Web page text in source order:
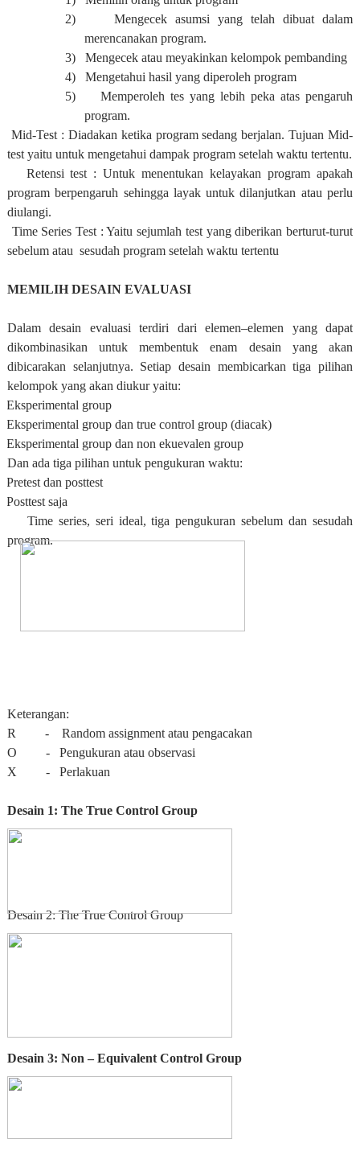
2)
Mengecek asumsi yang telah dibuat dalam
merencanakan program.
3)
Mengecek atau meyakinkan kelompok pembanding
4)
Mengetahui hasil yang diperoleh program
5)
Memperoleh tes yang lebih peka atas pengaruh
program.
Mid-Test : Diadakan ketika program sedang berjalan. Tujuan Mid-
test yaitu untuk mengetahui dampak program setelah waktu tertentu.
Retensi test : Untuk menentukan kelayakan program apakah
program berpengaruh sehingga layak untuk dilanjutkan atau perlu
diulangi.
Time Series Test : Yaitu sejumlah test yang diberikan berturut-turut
sebelum atau sesudah program setelah waktu tertentu
MEMILIH DESAIN EVALUASI
Dalam desain evaluasi terdiri dari elemen–elemen yang dapat
dikombinasikan untuk membentuk enam desain yang akan
dibicarakan selanjutnya. Setiap desain membicarkan tiga pilihan
kelompok yang akan diukur yaitu:
Eksperimental group
Eksperimental group dan true control group (diacak)
Eksperimental group dan non ekuevalen group
Dan ada tiga pilihan untuk pengukuran waktu:
Pretest dan posttest
Posttest saja
Time series, seri ideal, tiga pengukuran sebelum dan sesudah
program.
Keterangan:
R - Random assignment atau pengacakan
O - Pengukuran atau observasi
X - Perlakuan
Desain 1: The True Control Group
Desain 2: The True Control Group
Desain 3: Non – Equivalent Control Group